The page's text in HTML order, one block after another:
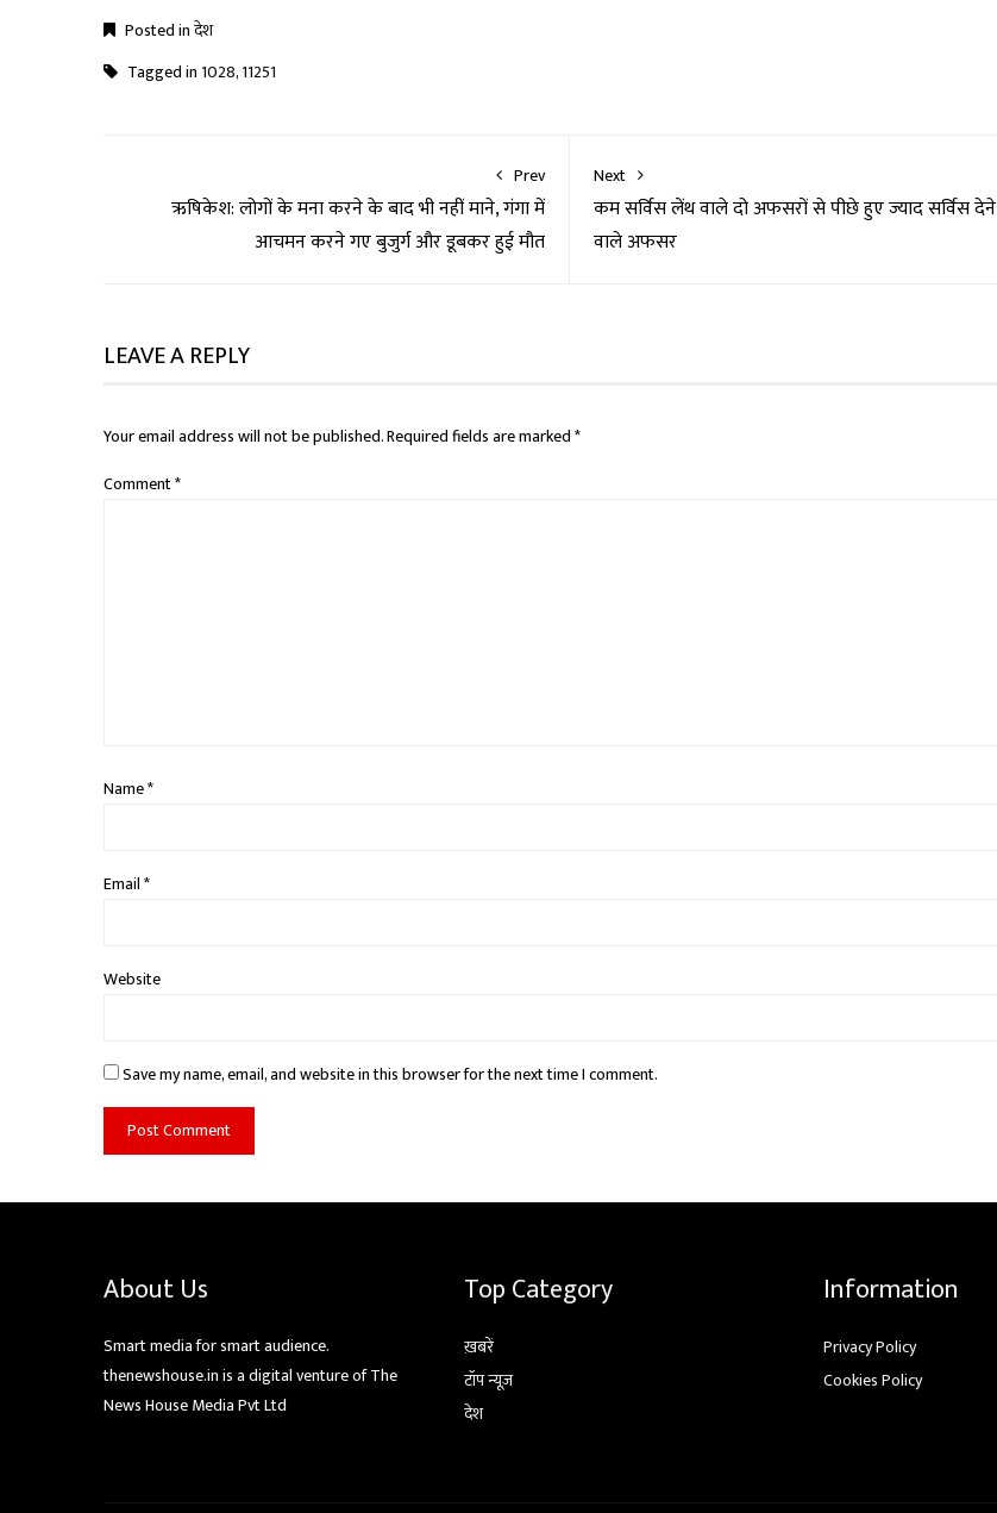
Posted inदेश
Tagged in 1028,11251
Prev
ऋषिकेश: लोगों के मना करने के बाद भी नहीं माने, गंगा में
आचमन करने गए बुजुर्ग और डूबकर हुई मौत
Next
कम सर्विस लेंथ वाले दो अफसरों से पीछे हुए ज्याद सर्विस देने
वाले अफसर
LEAVE A REPLY
Your email address will not be published.Required fields are marked*
Comment*
Name*
Email*
Website
Save my name, email, and website in this browser for the next time I comment.
About Us
Smart media for smart audience.
thenewshouse.in is a digital venture of The
News House Media Pvt Ltd
Top Category
ख़बरें
टॉप न्यूज़
देश
Information
Privacy Policy
Cookies Policy